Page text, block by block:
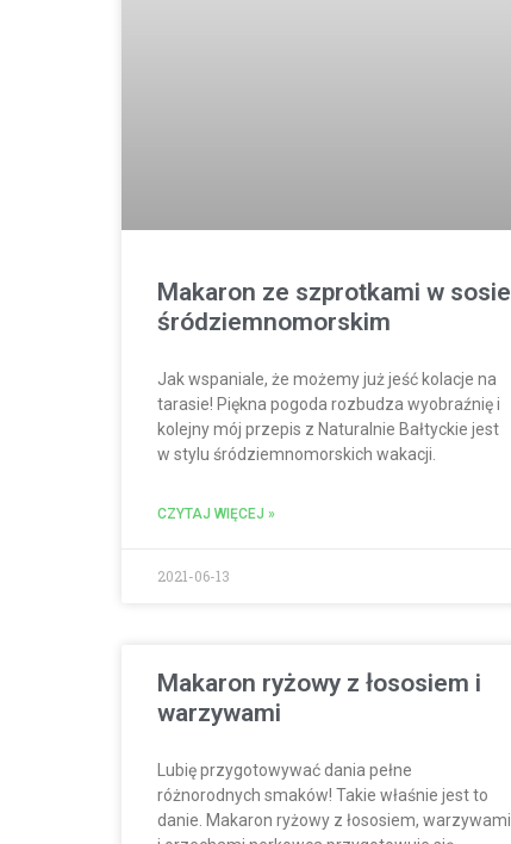
Makaron ze szprotkami w sosie
śródziemnomorskim
Jak wspaniale, że możemy już jeść kolacje na
tarasie! Piękna pogoda rozbudza wyobraźnię i
kolejny mój przepis z Naturalnie Bałtyckie jest
w stylu śródziemnomorskich wakacji.
CZYTAJ WIĘCEJ »
2021-06-13
Makaron ryżowy z łososiem i
warzywami
Lubię przygotowywać dania pełne
różnorodnych smaków! Takie właśnie jest to
danie. Makaron ryżowy z łososiem, warzywami